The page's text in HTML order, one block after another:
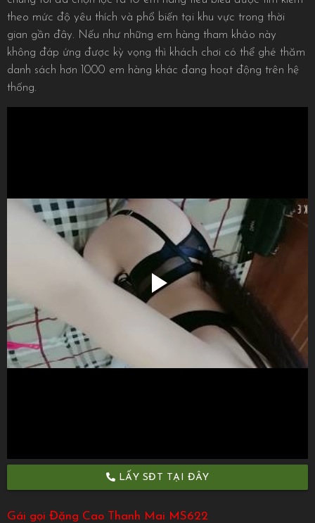
theo mức độ yêu thích và phổ biến tại khu vực trong thời
gian gần đây. Nếu như những em hàng tham khảo này
không đáp ứng được kỳ vọng thì khách chơi có thể ghé thăm
danh sách hơn 1000 em hàng khác đang hoạt động trên hệ
thống.
LẤY SĐT TẠI ĐÂY
Gái gọi Đặng Cao Thanh Mai MS622